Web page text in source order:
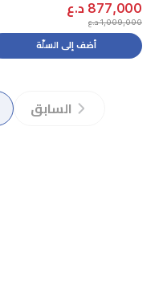
877,000 د.ع
1,009,000 د.ع
أضف إلى السلّة
السابق